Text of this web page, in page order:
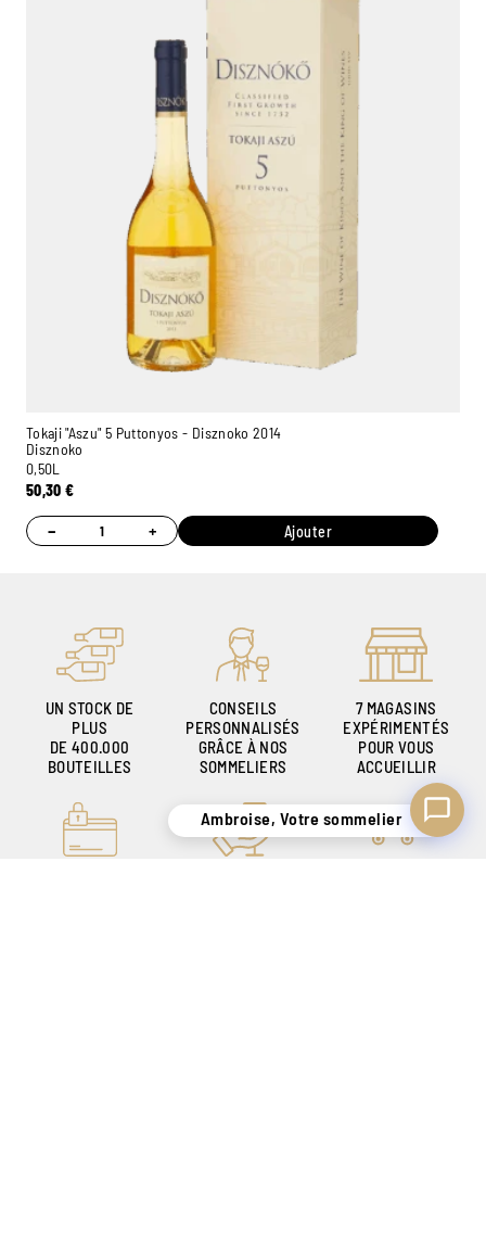
Tokaji "Aszu" 5 Puttonyos - Disznoko 2014
Disznoko
0,50L
50,30€
− + Ajouter
UN STOCK DE
PLUS
DE 400.000
BOUTEILLES
CONSEILS
PERSONNALISÉS
GRÂCE À NOS
SOMMELIERS
7 MAGASINS
EXPÉRIMENTÉS
POUR VOUS
ACCUEILLIR
Ambroise, Votre sommelier
Disponible pour vous conseiller